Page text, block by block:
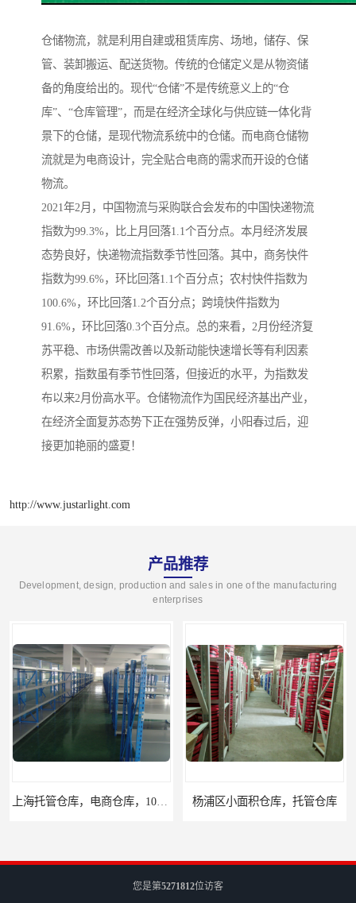
仓储物流，就是利用自建或租赁库房、场地，储存、保
管、装卸搬运、配送货物。传统的仓储定义是从物资储
备的角度给出的。现代“仓储”不是传统意义上的“仓
库”、“仓库管理”，而是在经济全球化与供应链一体化背
景下的仓储，是现代物流系统中的仓储。而电商仓储物
流就是为电商设计，完全贴合电商的需求而开设的仓储
物流。
2021年2月，中国物流与采购联合会发布的中国快递物流
指数为99.3%，比上月回落1.1个百分点。本月经济发展
态势良好，快递物流指数季节性回落。其中，商务快件
指数为99.6%，环比回落1.1个百分点；农村快件指数为
100.6%，环比回落1.2个百分点；跨境快件指数为
91.6%，环比回落0.3个百分点。总的来看，2月份经济复
苏平稳、市场供需改善以及新动能快速增长等有利因素
积累，指数虽有季节性回落，但接近的水平，为指数发
布以来2月份高水平。仓储物流作为国民经济基出产业，
在经济全面复苏态势下正在强势反弹，小阳春过后，迎
接更加艳丽的盛夏！
http://www.justarlight.com
产品推荐
Development, design, production and sales in one of the manufacturing
enterprises
杨浦区小面积仓库，托管仓库
您是第5271812位访客